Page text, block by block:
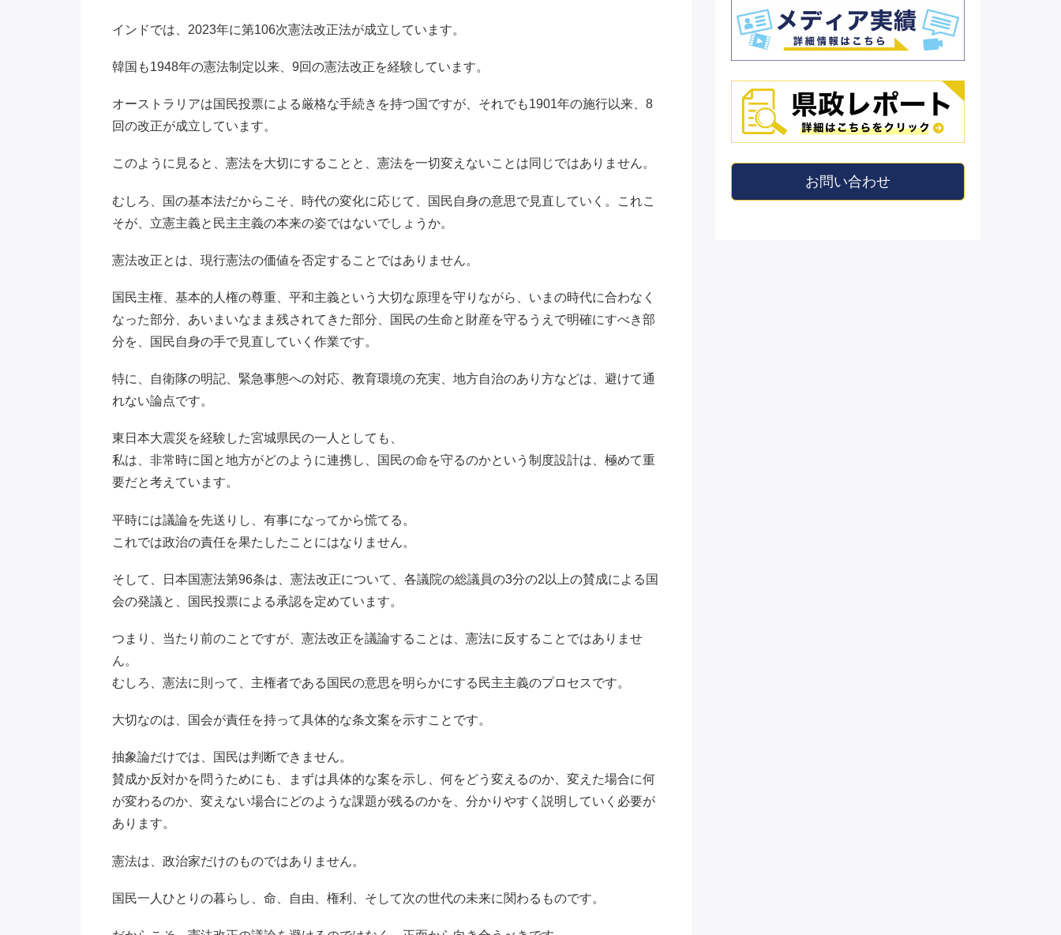
インドでは、2023年に第106次憲法改正法が成立しています。
韓国も1948年の憲法制定以来、9回の憲法改正を経験しています。
オーストラリアは国民投票による厳格な手続きを持つ国ですが、それでも1901年の施行以来、8
回の改正が成立しています。
このように見ると、憲法を大切にすることと、憲法を一切変えないことは同じではありません。
むしろ、国の基本法だからこそ、時代の変化に応じて、国民自身の意思で見直していく。これこ
そが、立憲主義と民主主義の本来の姿ではないでしょうか。
憲法改正とは、現行憲法の価値を否定することではありません。
国民主権、基本的人権の尊重、平和主義という大切な原理を守りながら、いまの時代に合わなく
なった部分、あいまいなまま残されてきた部分、国民の生命と財産を守るうえで明確にすべき部
分を、国民自身の手で見直していく作業です。
特に、自衛隊の明記、緊急事態への対応、教育環境の充実、地方自治のあり方などは、避けて通
れない論点です。
東日本大震災を経験した宮城県民の一人としても、
私は、非常時に国と地方がどのように連携し、国民の命を守るのかという制度設計は、極めて重
要だと考えています。
平時には議論を先送りし、有事になってから慌てる。
これでは政治の責任を果たしたことにはなりません。
そして、日本国憲法第96条は、憲法改正について、各議院の総議員の3分の2以上の賛成による国
会の発議と、国民投票による承認を定めています。
つまり、当たり前のことですが、憲法改正を議論することは、憲法に反することではありませ
ん。
むしろ、憲法に則って、主権者である国民の意思を明らかにする民主主義のプロセスです。
大切なのは、国会が責任を持って具体的な条文案を示すことです。
抽象論だけでは、国民は判断できません。
賛成か反対かを問うためにも、まずは具体的な案を示し、何をどう変えるのか、変えた場合に何
が変わるのか、変えない場合にどのような課題が残るのかを、分かりやすく説明していく必要が
あります。
憲法は、政治家だけのものではありません。
国民一人ひとりの暮らし、命、自由、権利、そして次の世代の未来に関わるものです。
お問い合わせ